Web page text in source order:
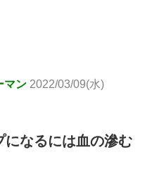
マン 2022/03/09(水)
になるには血の滲む